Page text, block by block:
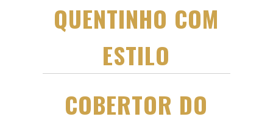
QUENTINHO COM
ESTILO
COBERTOR DO